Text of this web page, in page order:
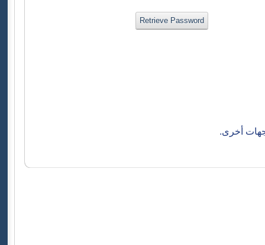
Retrieve Password
أخرى.